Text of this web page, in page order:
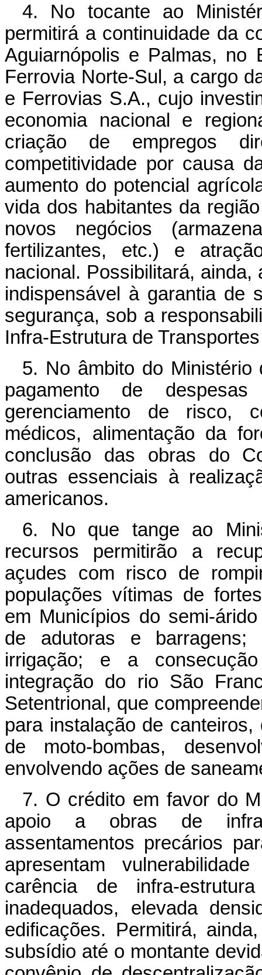
4. No tocante ao
permitirá a continuidade da
Aguiarnópolis e Palmas, no
Ferrovia Norte-Sul, a cargo
e Ferrovias S.A., cujo
economia nacional e
criação de empregos
competitividade por causa
aumento do potencial
vida dos habitantes da
novos negócios
fertilizantes, etc.) e
nacional. Possibilitará, ainda,
indispensável à garantia de
segurança, sob a
Infra-Estrutura de
5. No âmbito do
pagamento de
gerenciamento de risco,
médicos, alimentação da
conclusão das obras do
outras essenciais à
americanos.
6. No que tange ao
recursos permitirão a
açudes com risco de
populações vítimas de
em Municípios do semi-
de adutoras e
irrigação; e a
integração do rio São
Setentrional, que
para instalação de
de moto-bombas,
envolvendo ações de
7. O crédito em favor do
apoio a obras de
assentamentos precários
apresentam
carência de infra-
inadequados, elevada
edificações. Permitirá,
subsídio até o montante